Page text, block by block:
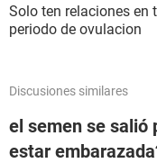
Solo ten relaciones en
periodo de ovulacion
Discusiones similares
el semen se salió
estar